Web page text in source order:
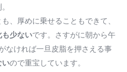
、厚めに乗せることもできて、
も少ないです。さすがに朝から午
なければ一旦皮脂を押さえる事
いので重宝しています。